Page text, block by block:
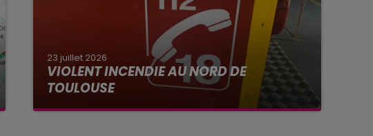
23 juillet 2026
VIOLENT INCENDIE AU NORD DE
TOULOUSE
La Haute-Garonne sera placé en alerte rouge